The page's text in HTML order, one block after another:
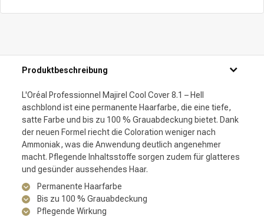
Produktbeschreibung
L'Oréal Professionnel Majirel Cool Cover 8.1 – Hell
aschblond ist eine permanente Haarfarbe, die eine tiefe,
satte Farbe und bis zu 100 % Grauabdeckung bietet. Dank
der neuen Formel riecht die Coloration weniger nach
Ammoniak, was die Anwendung deutlich angenehmer
macht. Pflegende Inhaltsstoffe sorgen zudem für glatteres
und gesünder aussehendes Haar.
Permanente Haarfarbe
Bis zu 100 % Grauabdeckung
Pflegende Wirkung